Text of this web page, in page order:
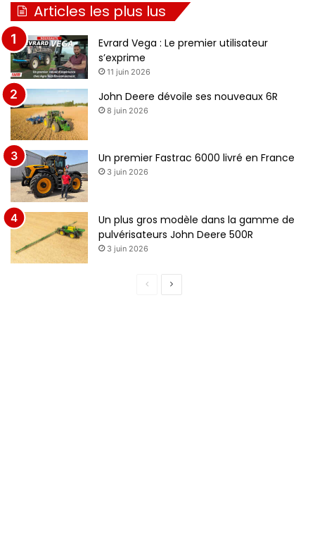
Articles les plus lus
Evrard Vega : Le premier utilisateur
s’exprime
11 juin 2026
John Deere dévoile ses nouveaux 6R
8 juin 2026
Un premier Fastrac 6000 livré en France
3 juin 2026
Un plus gros modèle dans la gamme de
pulvérisateurs John Deere 500R
3 juin 2026
Page
Page